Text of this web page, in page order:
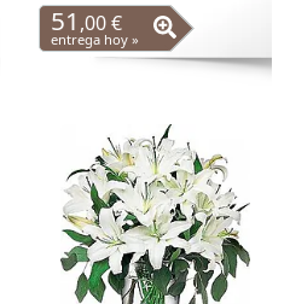
51 ,00 €
entrega hoy »